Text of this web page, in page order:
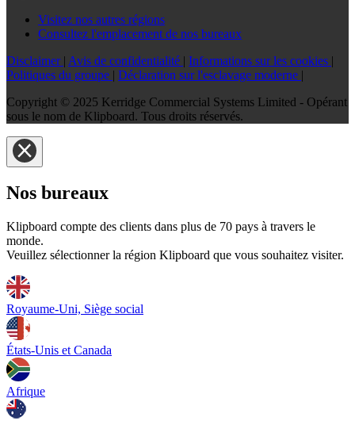
Visitez nos autres régions
Consultez l'emplacement de nos bureaux
Disclaimer | Avis de confidentialité | Informations sur les cookies |
Politiques du groupe | Déclaration sur l'esclavage moderne |
Copyright © 2025 Kerridge Commercial Systems Limited - Opérant
sous le nom de Klipboard. Tous droits réservés.
Nos bureaux
Klipboard compte des clients dans plus de 70 pays à travers le
monde.
Veuillez sélectionner la région Klipboard que vous souhaitez visiter.
Royaume-Uni, Siège social
États-Unis et Canada
Afrique